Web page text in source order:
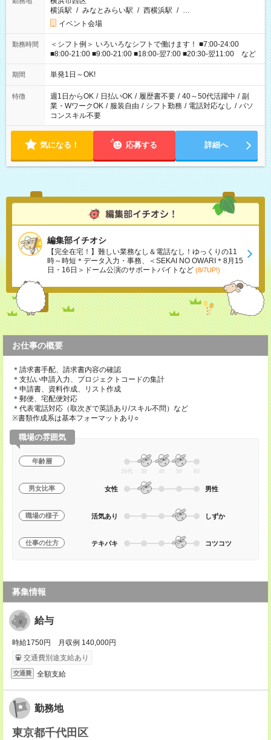
横浜駅 / みなとみらい駅 / 西横浜駅 / …
イベント会場
勤務時間
＜シフト例＞ いろいろなシフトで働けます！ ■7:00-24:00
■8:00-21:00 ■9:00-21:00 ■18:00-翌7:00 ■20:30-翌11:00 など
期間 単発1日～OK!
特徴 週1日からOK / 日払いOK / 履歴書不要 / 40～50代活躍中 / 副
業・WワークOK / 服装自由 / シフト勤務 / 電話対応なし / パソ
コンスキル不要
気になる！ 応募する 詳細へ
編集部イチオシ
【完全在宅！】難しい業務なし＆電話なし！ゆっくりの11
時～時短＊データ入力・事務、＜SEKAI NO OWARI＊8月15
日・16日＞ドーム公演のサポートバイトなど (8/7UP!)
お仕事の概要
＊請求書手配、請求書内容の確認
＊支払い申請入力、プロジェクトコードの集計
＊申請書、資料作成、リスト作成
＊郵便、宅配便対応
＊代表電話対応（取次ぎで英語あり/スキル不問）など
※書類作成系は基本フォーマットあり○
職場の雰囲気
年齢層
20代 30 40 50 60
男女比率 女性 男性
職場の様子 活気あり しずか
仕事の仕方 テキパキ コツコツ
募集情報
給与
時給1750円 月収例 140,000円
交通費別途支給あり
交通費 全額支給
勤務地
東京都千代田区